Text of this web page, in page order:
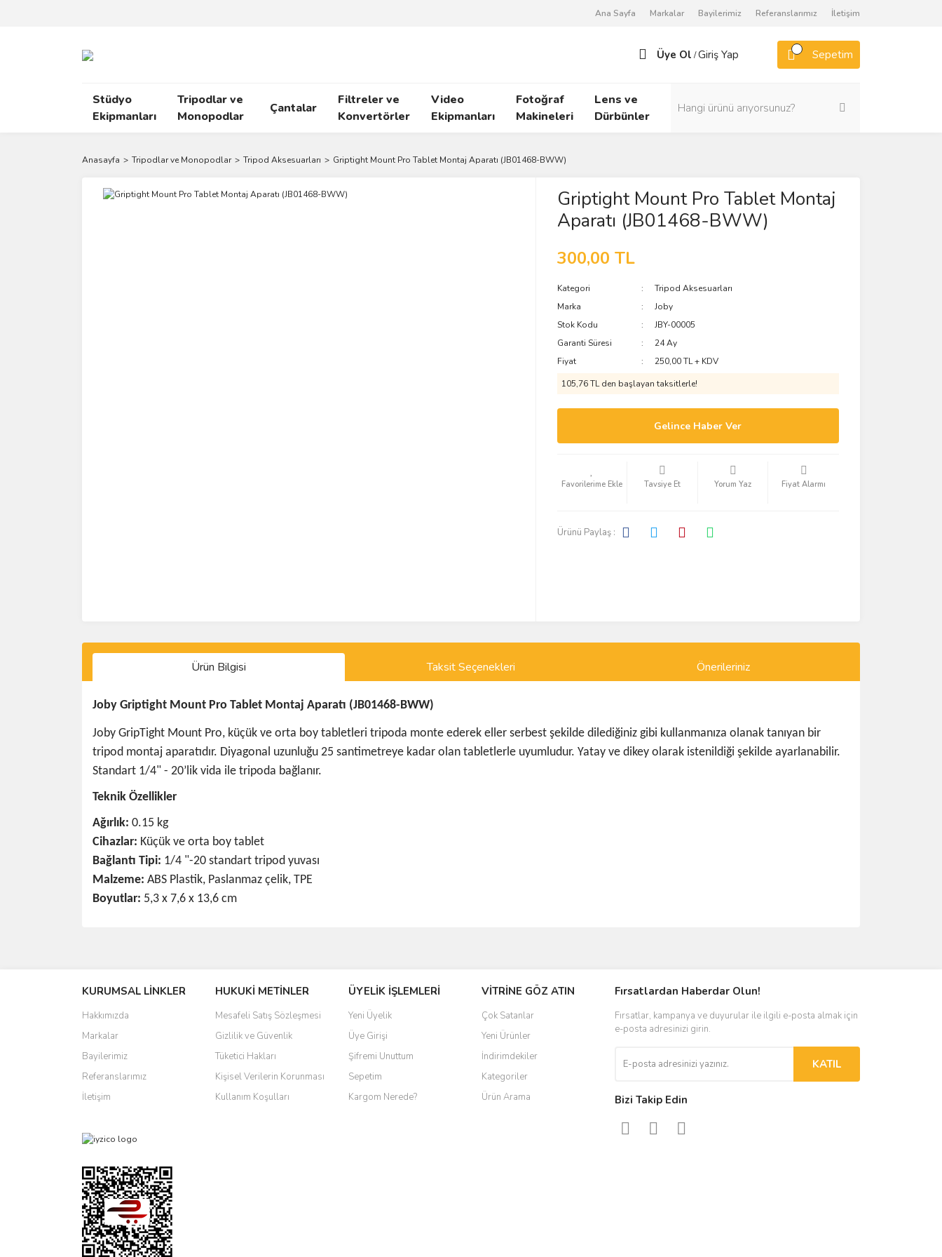
Ana Sayfa Markalar Bayilerimiz Referanslarımız İletişim
Üye Ol /Giriş Yap Sepetim
Stüdyo
Ekipmanları
Tripodlar ve
Monopodlar
Çantalar
Filtreler ve
Konvertörler
Video
Ekipmanları
Fotoğraf
Makineleri
Lens ve
Dürbünler
Anasayfa Tripodlar ve Monopodlar Tripod Aksesuarları Griptight Mount Pro Tablet Montaj Aparatı (JB01468-BWW)
Griptight Mount Pro Tablet Montaj
Aparatı (JB01468-BWW)
300,00 TL
Kategori
Tripod Aksesuarları
Marka
Joby
Stok Kodu
JBY-00005
Garanti Süresi
24 Ay
Fiyat
250,00 TL + KDV
105,76 TL den başlayan taksitlerle!
Gelince Haber Ver
Tavsiye Et Yorum Yaz Fiyat Alarmı
Ürünü Paylaş :
Ürün Bilgisi Taksit Seçenekleri Önerileriniz
Joby Griptight Mount Pro Tablet Montaj Aparatı (JB01468-BWW)
Joby GripTight Mount Pro, küçük ve orta boy tabletleri tripoda monte ederek eller serbest şekilde dilediğiniz gibi kullanmanıza olanak tanıyan bir
tripod montaj aparatıdır. Diyagonal uzunluğu 25 santimetreye kadar olan tabletlerle uyumludur. Yatay ve dikey olarak istenildiği şekilde ayarlanabilir.
Standart 1/4" - 20’lik vida ile tripoda bağlanır.
Teknik Özellikler
Ağırlık: 0.15 kg
Cihazlar: Küçük ve orta boy tablet
Bağlantı Tipi: 1/4 "-20 standart tripod yuvası
Malzeme: ABS Plastik, Paslanmaz çelik, TPE
Boyutlar: 5,3 x 7,6 x 13,6 cm
Ürün resmi kalitesiz, bozuk veya görüntülenemiyor.
Ürün açıklamasında eksik bilgiler bulunuyor.
Ürün bilgilerinde hatalar bulunuyor.
Ürün fiyatı diğer sitelerden daha pahalı.
Bu ürüne benzer farklı alternatifler olmalı.
KURUMSAL LİNKLER
Hakkımızda
Markalar
Bayilerimiz
Referanslarımız
İletişim
HUKUKİ METİNLER
Mesafeli Satış Sözleşmesi
Gizlilik ve Güvenlik
Tüketici Hakları
Kişisel Verilerin Korunması
Kullanım Koşulları
ÜYELİK İŞLEMLERİ
Yeni Üyelik
Üye Girişi
Şifremi Unuttum
Sepetim
Kargom Nerede?
VİTRİNE GÖZ ATIN
Çok Satanlar
Yeni Ürünler
İndirimdekiler
Kategoriler
Ürün Arama
Fırsatlardan Haberdar Olun!
Fırsatlar, kampanya ve duyurular ile ilgili e-posta almak için
e-posta adresinizi girin.
KATIL
Bizi Takip Edin